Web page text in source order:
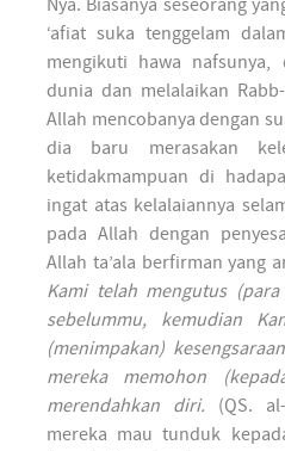
Nya. Biasanya seseorang
‘afiat suka tenggelam
mengikuti hawa
dunia dan melalaikan
Allah mencobanya dengan
dia baru merasakan
ketidakmampuan di
ingat atas kelalaiannya
pada Allah dengan
Allah ta’ala berfirman yang
Kami telah mengutus
sebelummu, kemudian
(menimpakan)
mereka memohon
merendahkan diri. (QS.
mereka mau tunduk